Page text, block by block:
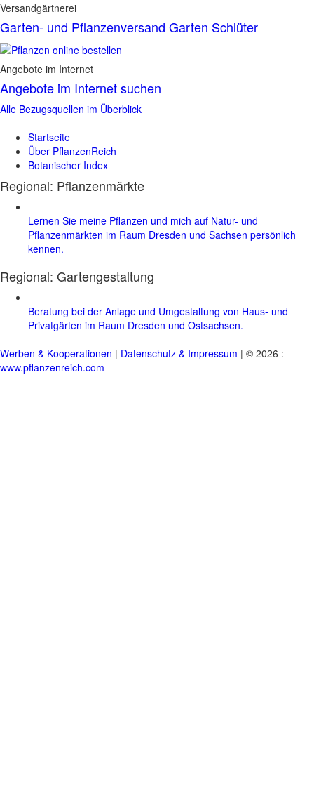
Versandgärtnerei
Garten- und Pflanzenversand Garten Schlüter
Angebote im Internet
Angebote im Internet suchen
Alle Bezugsquellen im Überblick
Startseite
Über PflanzenReich
Botanischer Index
Regional: Pflanzenmärkte
Lernen Sie meine Pflanzen und mich auf Natur- und
Pflanzenmärkten im Raum Dresden und Sachsen persönlich
kennen.
Regional: Gartengestaltung
Beratung bei der Anlage und Umgestaltung von Haus- und
Privatgärten im Raum Dresden und Ostsachsen.
Werben & Kooperationen | Datenschutz & Impressum | © 2026 :
www.pflanzenreich.com